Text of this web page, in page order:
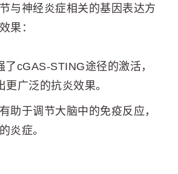
与神经炎症相关的基因表达方
果：
了cGAS-STING途径的激活，
更广泛的抗炎效果。
助于调节大脑中的免疫反应，
炎症。